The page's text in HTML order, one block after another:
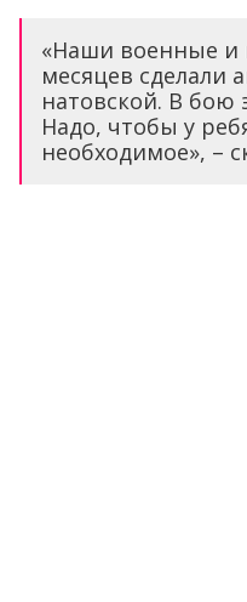
«Наши военные и
месяцев сделали
натовской. В бою
Надо, чтобы у
необходимое», –